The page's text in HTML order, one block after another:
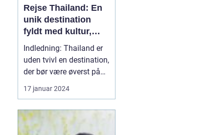
Rejse Thailand: En
unik destination
fyldt med kultur,
skønhed og eventyr
Indledning: Thailand er
uden tvivl en destination,
der bør være øverst på
listen for enhver rejsende
og eventyrlysten sjæl.
skønhed, rige kultur og
spændende historie, er
17 januar 2024